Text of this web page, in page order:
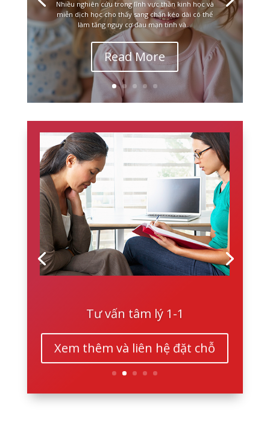
Nhiều nghiên cứu trong lĩnh vực thần kinh học và
miễn dịch học cho thấy sang chấn kéo dài có thể
làm tăng nguy cơ đau mạn tính và...
Read More
Tư vấn tâm lý 1-1
Xem thêm và liên hệ đặt chỗ